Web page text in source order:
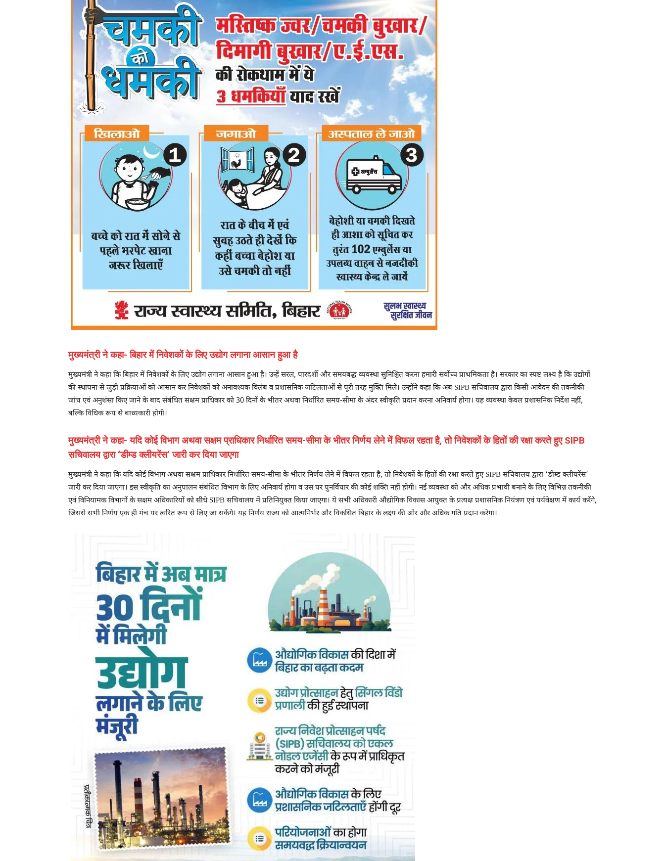
मुख्यमंत्री ने कहा- बिहार में निवेशकों के लिए उद्योग लगाना आसान हुआ है
मुख्यमंत्री ने कहा कि बिहार में निवेशकों के लिए उद्योग लगाना आसान हुआ है। उन्हें सरल, पारदर्शी और समयबद्ध व्यवस्था सुनिश्चित करना हमारी सर्वोच्च प्राथमिकता है। सरकार का स्पष्ट लक्ष्य है कि उद्योगों
की स्थापना से जुड़ी प्रक्रियाओं को आसान कर निवेशकों को अनावश्यक विलंब व प्रशासनिक जटिलताओं से पूरी तरह मुक्ति मिले। उन्होंने कहा कि अब SIPB सचिवालय द्वारा किसी आवेदन की तकनीकी
जांच एवं अनुशंसा किए जाने के बाद संबंधित सक्षम प्राधिकार को 30 दिनों के भीतर अथवा निर्धारित समय-सीमा के अंदर स्वीकृति प्रदान करना अनिवार्य होगा। यह व्यवस्था केवल प्रशासनिक निर्देश नहीं,
बल्कि विधिक रूप से बाध्यकारी होगी।
मुख्यमंत्री ने कहा- यदि कोई विभाग अथवा सक्षम प्राधिकार निर्धारित समय-सीमा के भीतर निर्णय लेने में विफल रहता है, तो निवेशकों के हितों की रक्षा करते हुए SIPB
सचिवालय द्वारा ‘डीम्ड क्लीयरेंस’ जारी कर दिया जाएगा
मुख्यमंत्री ने कहा कि यदि कोई विभाग अथवा सक्षम प्राधिकार निर्धारित समय-सीमा के भीतर निर्णय लेने में विफल रहता है, तो निवेशकों के हितों की रक्षा करते हुए SIPB सचिवालय द्वारा ‘डीम्ड क्लीयरेंस’
जारी कर दिया जाएगा। इस स्वीकृति का अनुपालन संबंधित विभाग के लिए अनिवार्य होगा व उस पर पुनर्विचार की कोई शक्ति नहीं होगी। नई व्यवस्था को और अधिक प्रभावी बनाने के लिए विभिन्न तकनीकी
एवं विनियामक विभागों के सक्षम अधिकारियों को सीधे SIPB सचिवालय में प्रतिनियुक्त किया जाएगा। ये सभी अधिकारी औद्योगिक विकास आयुक्त के प्रत्यक्ष प्रशासनिक नियंत्रण एवं पर्यवेक्षण में कार्य करेंगे,
जिससे सभी निर्णय एक ही मंच पर त्वरित रूप से लिए जा सकेंगे। यह निर्णय राज्य को आत्मनिर्भर और विकसित बिहार के लक्ष्य की ओर और अधिक गति प्रदान करेगा।